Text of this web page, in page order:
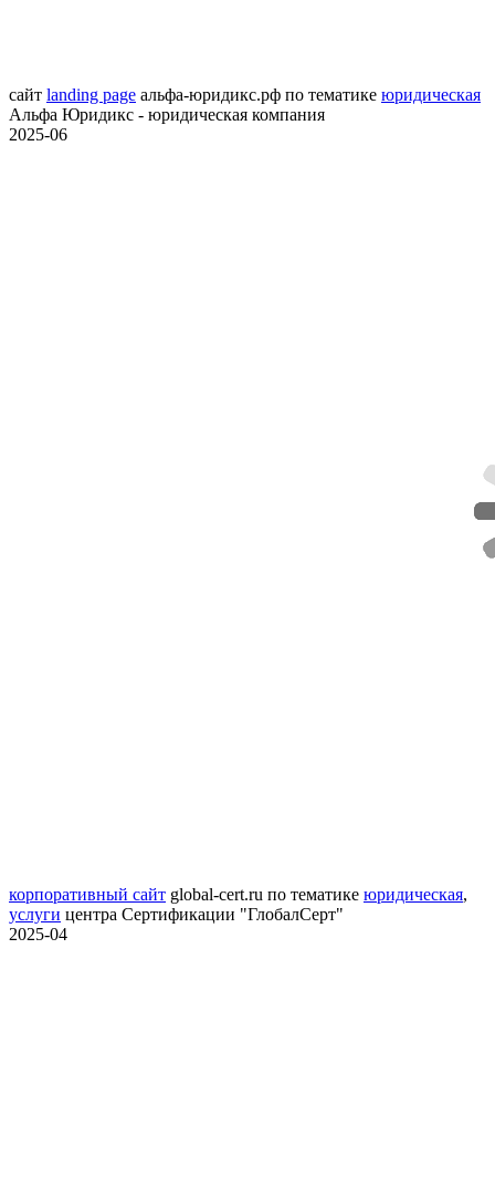
сайт landing page альфа-юридикс.рф по тематике юридическая
Альфа Юридикс - юридическая компания
2025-06
корпоративный сайт global-cert.ru по тематике юридическая,
услуги центра Сертификации "ГлобалСерт"
2025-04